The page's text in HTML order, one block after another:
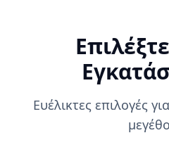
Ευέλικτες επιλογές